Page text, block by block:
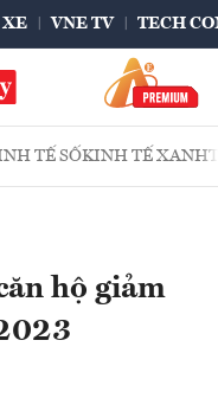
XE VNE TV TECH
TẾ SỐKINH TẾ XANH
hộ giảm